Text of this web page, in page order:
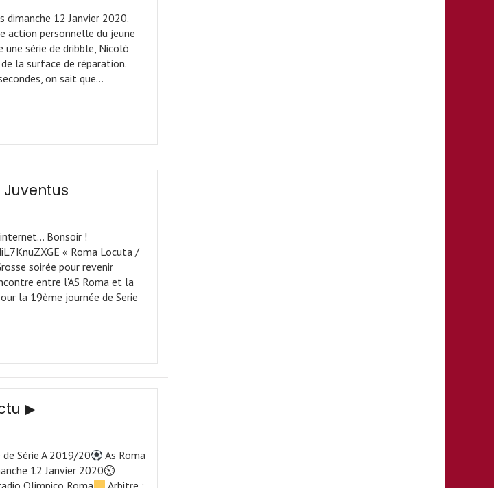
dimanche 12 Janvier 2020.
action personnelle du jeune
une série de dribble, Nicolò
la surface de réparation.
on sait que…
Juventus
Bonsoir !
« Roma Locuta /
soirée pour revenir
entre l'AS Roma et la
la 19ème journée de Serie
▶
Série A 2019/20
As Roma
12 Janvier 2020⏲
Olimpico Roma
Arbitre :